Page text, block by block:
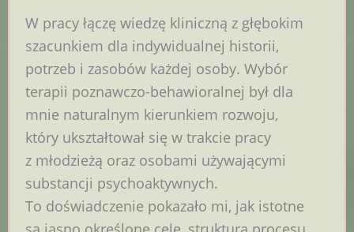
W pracy łączę wiedzę kliniczną z głębokim
szacunkiem dla indywidualnej historii,
potrzeb i zasobów każdej osoby. Wybór
terapii poznawczo-behawioralnej był dla
mnie naturalnym kierunkiem rozwoju,
który ukształtował się w trakcie pracy
z młodzieżą oraz osobami używającymi
substancji psychoaktywnych.
To doświadczenie pokazało mi, jak istotne